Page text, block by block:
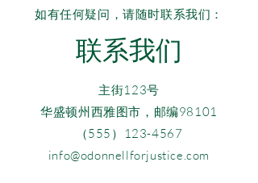
如有任何疑问，请随时联系我们：
联系我们
主街123号
华盛顿州西雅图市，邮编98101
（555）123-4567
info@odonnellforjustice.com